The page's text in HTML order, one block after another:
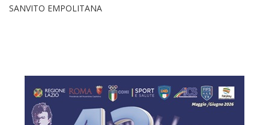
SANVITO EMPOLITANA